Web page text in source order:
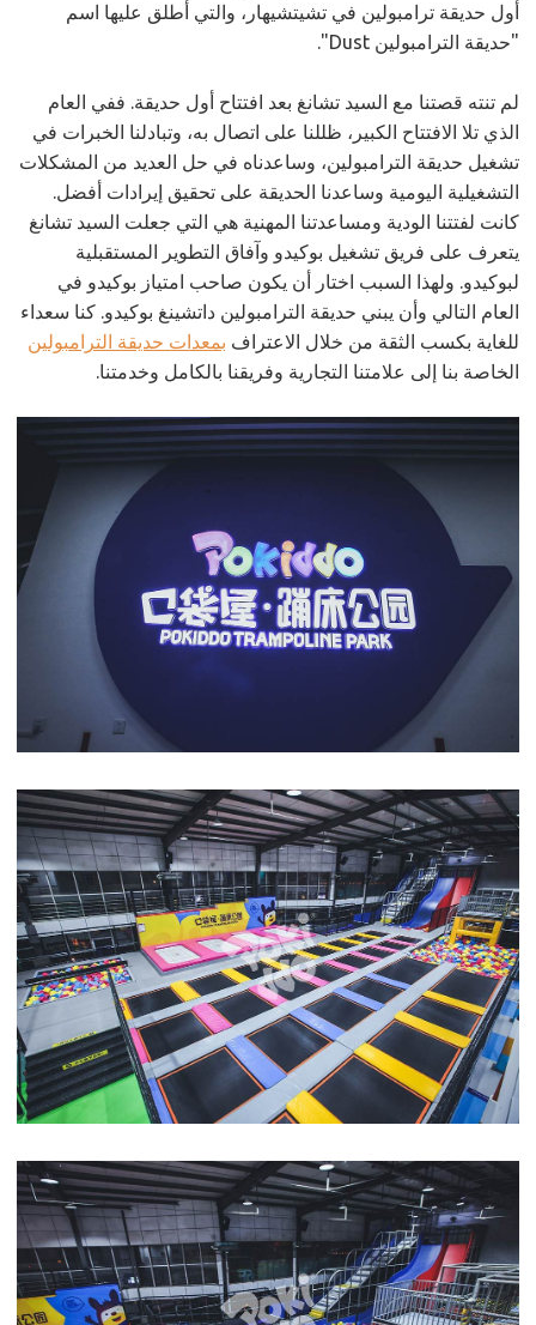
أول حديقة ترامبولين في تشيتشيهار، والتي أطلق عليها اسم
"حديقة الترامبولين Dust".
لم تنته قصتنا مع السيد تشانغ بعد افتتاح أول حديقة. ففي العام
الذي تلا الافتتاح الكبير، ظللنا على اتصال به، وتبادلنا الخبرات في
تشغيل حديقة الترامبولين، وساعدناه في حل العديد من المشكلات
التشغيلية اليومية وساعدنا الحديقة على تحقيق إيرادات أفضل.
كانت لفتتنا الودية ومساعدتنا المهنية هي التي جعلت السيد تشانغ
يتعرف على فريق تشغيل بوكيدو وآفاق التطوير المستقبلية
لبوكيدو. ولهذا السبب اختار أن يكون صاحب امتياز بوكيدو في
العام التالي وأن يبني حديقة الترامبولين داتشينغ بوكيدو. كنا سعداء
للغاية بكسب الثقة من خلال الاعتراف بمعدات حديقة الترامبولين
الخاصة بنا إلى علامتنا التجارية وفريقنا بالكامل وخدمتنا.